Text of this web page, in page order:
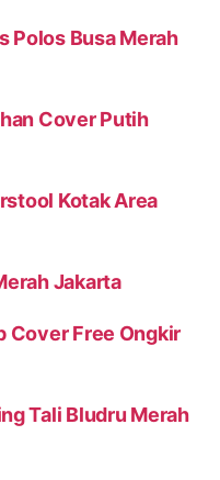
Polos Busa Merah
Cover Putih
Kotak Area
Jakarta
Cover Free Ongkir
Tali Bludru Merah